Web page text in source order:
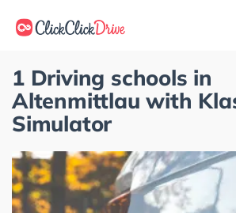
1 Driving schools in
Altenmittlau with
Simulator